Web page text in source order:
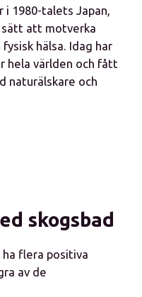
1980-talets Japan,
att motverka
hälsa. Idag har
hela världen och fått
naturälskare och
skogsbad
flera positiva
av de